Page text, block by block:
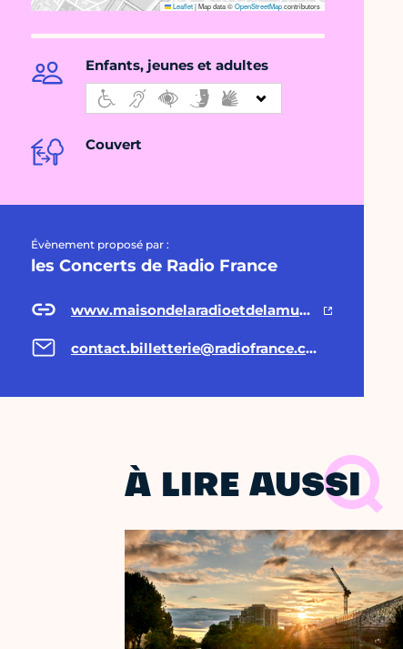
Leaflet|Map data ©OpenStreetMapcontributors
Enfants, jeunes et adultes
Couvert
Évènement proposé par :
les Concerts de Radio France
www.maisondelaradioetdelamusique.fr
contact.billetterie@radiofrance.com
À LIRE AUSSI